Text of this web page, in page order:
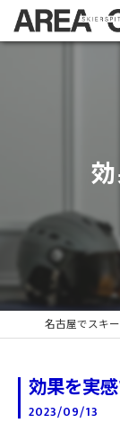
効果を実
2023/09/13